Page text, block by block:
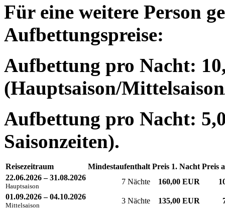
Für eine weitere Person
Aufbettungspreise:
Aufbettung pro Nacht:
(Hauptsaison/
Aufbettung pro Nacht:
Saisonzeiten).
Reisezeitraum Mindestaufenthalt Preis 1. Nacht Preis
22.06.2026 – 31.08.2026
Hauptsaison
7 Nächte 160,00 EUR
01.09.2026 – 04.10.2026
Mittelsaison
3 Nächte 135,00 EUR